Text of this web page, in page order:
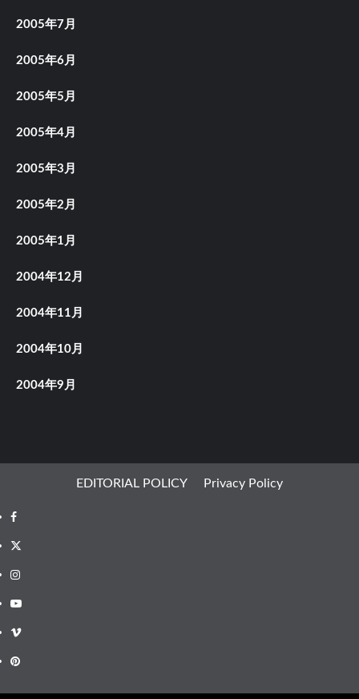
2005年7月
2005年6月
2005年5月
2005年4月
2005年3月
2005年2月
2005年1月
2004年12月
2004年11月
2004年10月
2004年9月
EDITORIAL POLICY Privacy Policy
Facebook
X
Instagram
Youtube
Vimeo
Pinterest